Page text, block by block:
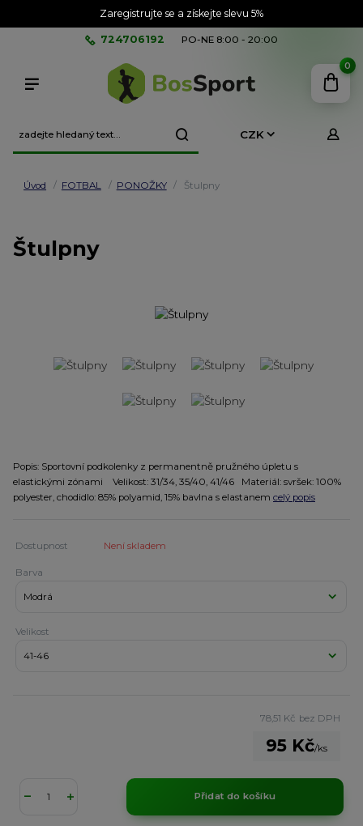
Zaregistrujte se a získejte slevu 5%
CZK
724706192 PO-NE 8:00 - 20:00
0
Úvod FOTBAL PONOŽKY Štulpny
Štulpny
Popis: Sportovní podkolenky z permanentně pružného úpletu s
elastickými zónami Velikost: 31/34, 35/40, 41/46 Materiál: svršek: 100%
polyester, chodidlo: 85% polyamid, 15% bavlna s elastanem celý popis
Dostupnost Není skladem
Barva
Velikost
95 Kč/ks
78,51 Kč bez DPH
Přidat do košíku